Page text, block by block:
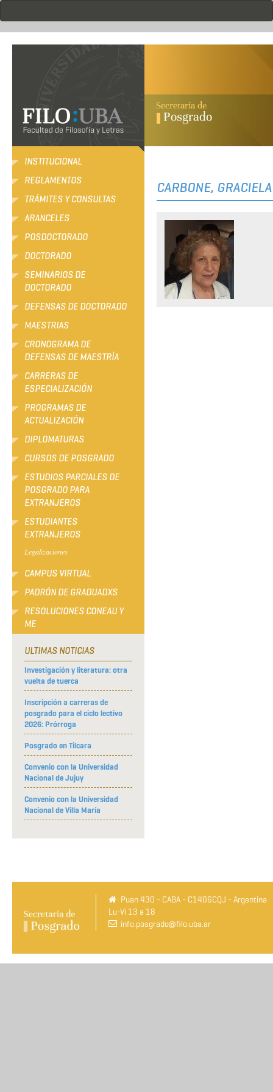
al
contenido
principal
.
INSTITUCIONAL
REGLAMENTOS
TRÁMITES Y CONSULTAS
ARANCELES
POSDOCTORADO
DOCTORADO
SEMINARIOS DE
DOCTORADO
DEFENSAS DE DOCTORADO
MAESTRIAS
CRONOGRAMA DE
DEFENSAS DE MAESTRÍA
CARRERAS DE
ESPECIALIZACIÓN
PROGRAMAS DE
ACTUALIZACIÓN
DIPLOMATURAS
CURSOS DE POSGRADO
ESTUDIOS PARCIALES DE
POSGRADO PARA
EXTRANJEROS
ESTUDIANTES
EXTRANJEROS
Legalizaciones
CAMPUS VIRTUAL
PADRÓN DE GRADUADXS
RESOLUCIONES CONEAU Y
ME
ULTIMAS NOTICIAS
Investigación y literatura: otra
vuelta de tuerca
Inscripción a carreras de
posgrado para el ciclo lectivo
2026: Prórroga
Posgrado en Tilcara
Convenio con la Universidad
Nacional de Jujuy
Convenio con la Universidad
Nacional de Villa María
CARBONE,
Puan 430 - CABA - C1406CQJ - Argentina
Lu-Vi 13 a 18
info.posgrado@filo.uba.ar